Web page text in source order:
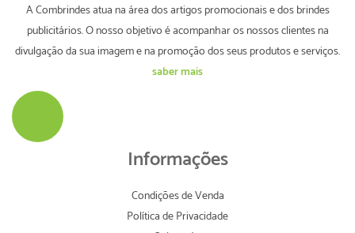
A Combrindes atua na área dos artigos promocionais e dos brindes
publicitários. O nosso objetivo é acompanhar os nossos clientes na
divulgação da sua imagem e na promoção dos seus produtos e serviços.
saber mais
Informações
Condições de Venda
Política de Privacidade